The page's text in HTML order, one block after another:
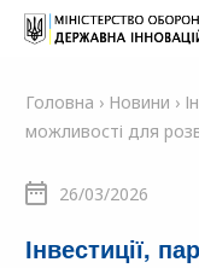
Головна › Новини ›
можливості для
26/03/2026
Інвестиції,